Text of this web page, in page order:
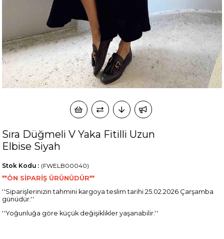
Sıra Düğmeli V Yaka Fitilli Uzun
Elbise Siyah
(FWELB00040)
Stok Kodu
**ÖN SİPARİŞ ÜRÜNÜDÜR**
''Siparişlerinizin tahmini kargoya teslim tarihi 25.02.2026 Çarşamba
günüdür.''
''Yoğunluğa göre küçük değişiklikler yaşanabilir.''